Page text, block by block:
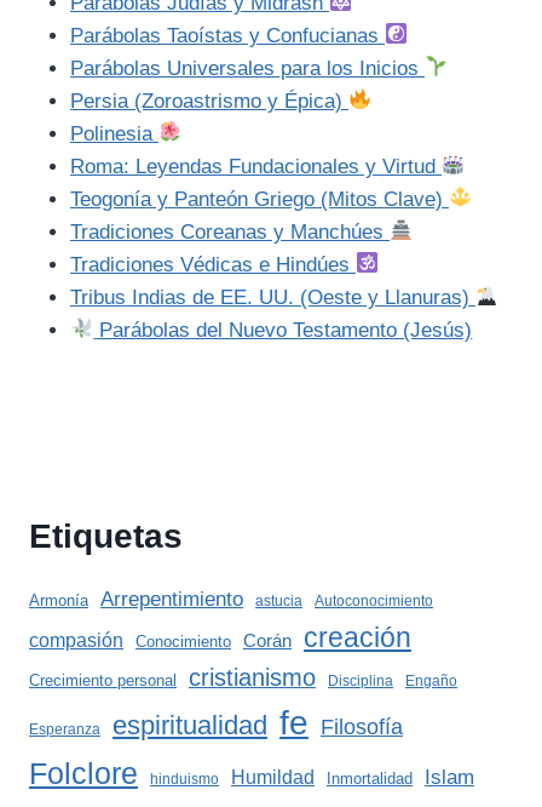
Parábolas Taoístas y Confucianas
Parábolas Universales para los Inicios
Persia (Zoroastrismo y Épica)
Polinesia
Roma: Leyendas Fundacionales y Virtud
Teogonía y Panteón Griego (Mitos Clave)
Tradiciones Coreanas y Manchúes
Tradiciones Védicas e Hindúes
Tribus Indias de EE. UU. (Oeste y Llanuras)
Parábolas del Nuevo Testamento (Jesús)
Etiquetas
Armonía Arrepentimiento astucia Autoconocimiento
compasión Conocimiento Corán creación
Crecimiento personal cristianismo Disciplina Engaño
Esperanza espiritualidad fe Filosofía
Folclore hinduismo Humildad Inmortalidad Islam